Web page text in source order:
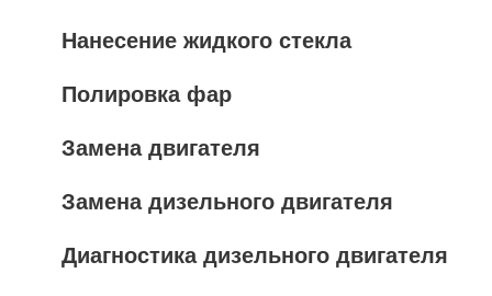
Нанесение жидкого стекла
Полировка фар
Замена двигателя
Замена дизельного двигателя
Диагностика дизельного двигателя